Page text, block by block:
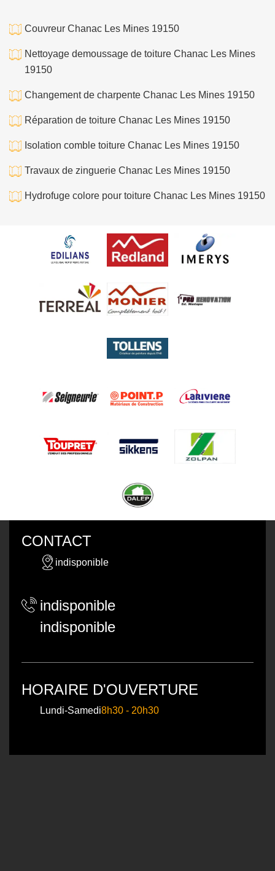
Couvreur Chanac Les Mines 19150
Nettoyage demoussage de toiture Chanac Les Mines
19150
Changement de charpente Chanac Les Mines 19150
Réparation de toiture Chanac Les Mines 19150
Isolation comble toiture Chanac Les Mines 19150
Travaux de zinguerie Chanac Les Mines 19150
Hydrofuge colore pour toiture Chanac Les Mines 19150
CONTACT
indisponible
indisponible
indisponible
HORAIRE D'OUVERTURE
Lundi-Samedi8h30 - 20h30